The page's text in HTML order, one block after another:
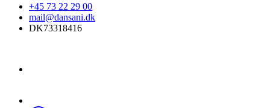
+45 73 22 29 00
mail@dansani.dk
DK73318416